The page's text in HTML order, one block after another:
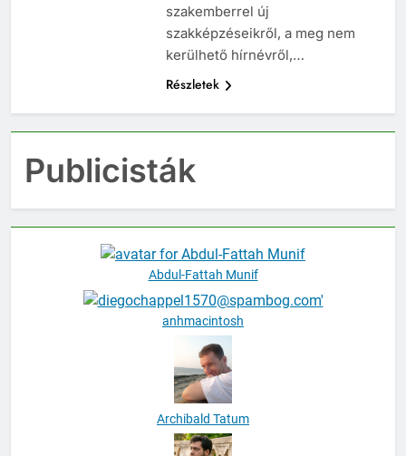
szakemberrel új
szakképzéseikről, a meg nem
kerülhető hírnévről,…
Részletek
Publicisták
Abdul-Fattah Munif
anhmacintosh
Archibald Tatum